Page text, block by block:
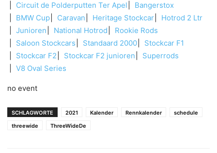
Circuit de Polderputten Ter Apel
Bangerstox
BMW Cup
Caravan Heritage Stockcar
Hotrod 2 Ltr
Junioren
National Hotrod
Rookie Rods
Saloon Stockcars
Standaard 2000
Stockcar F1
Stockcar F2
Stockcar F2 junioren
Superrods
V8 Oval Series
no event
SCHLAGWORTE 2021 Kalender Rennkalender
schedule
threewide
ThreeWideDe